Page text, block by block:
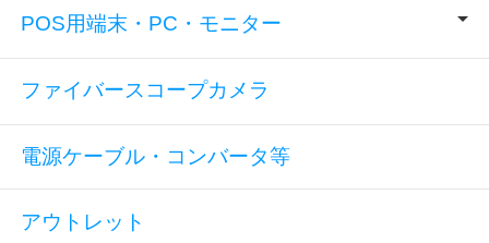
POS用端末・PC・モニター
ファイバースコープカメラ
電源ケーブル・コンバータ等
アウトレット